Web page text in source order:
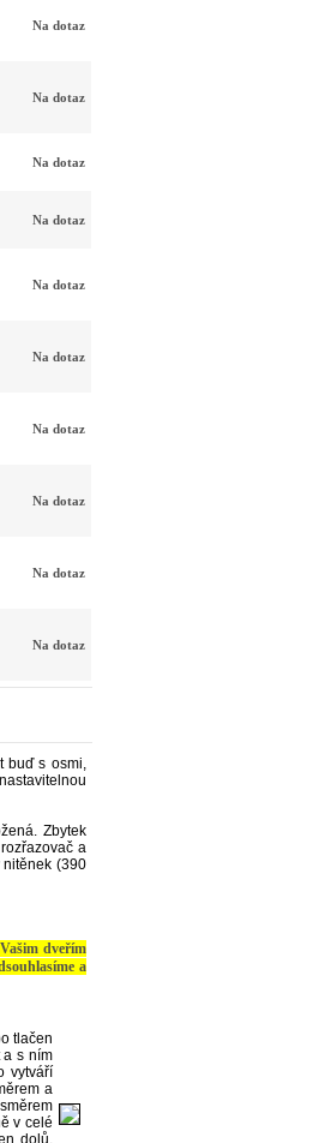
Na dotaz
Na dotaz
Na dotaz
Na dotaz
Na dotaz
Na dotaz
Na dotaz
Na dotaz
Na dotaz
Na dotaz
buď s osmi,
Zbytek
a
nitěnek (390
dveřím
a
tlačen
a s ním
vytváří
a
v celé
dolů,